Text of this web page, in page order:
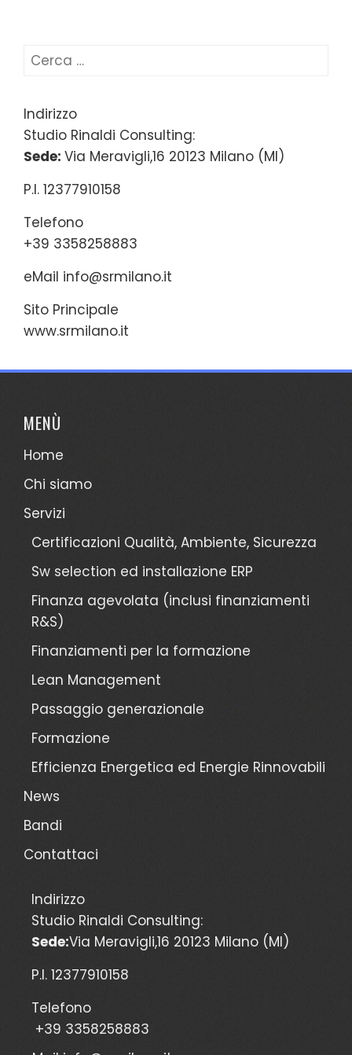
Ricerca
Indirizzo
Studio Rinaldi Consulting:
Sede: Via Meravigli,16 20123 Milano (MI)
P.I. 12377910158
Telefono
+39 3358258883
eMail info@srmilano.it
Sito Principale
www.srmilano.it
MENÙ
Home
Chi siamo
Servizi
Certificazioni Qualità, Ambiente, Sicurezza
Sw selection ed installazione ERP
Finanza agevolata (inclusi finanziamenti
R&S)
Finanziamenti per la formazione
Lean Management
Passaggio generazionale
Formazione
Efficienza Energetica ed Energie Rinnovabili
News
Bandi
Contattaci
Indirizzo
Studio Rinaldi Consulting:
Sede:Via Meravigli,16 20123 Milano (MI)
P.I. 12377910158
Telefono
+39 3358258883